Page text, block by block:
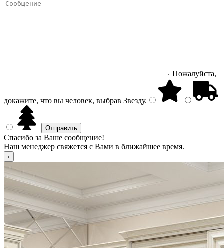
Пожалуйста,
докажите, что вы человек, выбрав Звезду.
Спасибо за Ваше сообщение!
Наш менеджер свяжется с Вами в ближайшее время.